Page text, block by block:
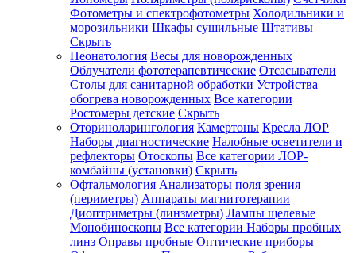
Фотометры и спектрофотометры Холодильники и
морозильники Шкафы сушильные Штативы
Скрыть
Неонатология Весы для новорожденных
Облучатели фототерапевтические Отсасыватели
Столы для санитарной обработки Устройства
обогрева новорожденных Все категории
Ростомеры детские Скрыть
Оториноларингология Камертоны Кресла ЛОР
Наборы диагностические Налобные осветители и
рефлекторы Отоскопы Все категории ЛОР-
комбайны (установки) Скрыть
Офтальмология Анализаторы поля зрения
(периметры) Аппараты магнитотерапии
Диоптриметры (линзметры) Лампы щелевые
Монобиноскопы Все категории Наборы пробных
линз Оправы пробные Оптические приборы